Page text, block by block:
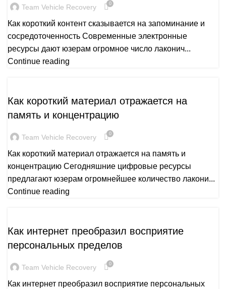
Team Vehicle Recovery 0
Как короткий контент сказывается на запоминание и
сосредоточенность Современные электронные
ресурсы дают юзерам огромное число лаконич...
Continue reading
Как короткий материал отражается на
память и концентрацию
Team Vehicle Recovery 0
Как короткий материал отражается на память и
концентрацию Сегодняшние цифровые ресурсы
предлагают юзерам огромнейшее количество лакони...
Continue reading
Как интернет преобразил восприятие
персональных пределов
Team Vehicle Recovery 0
Как интернет преобразил восприятие персональных